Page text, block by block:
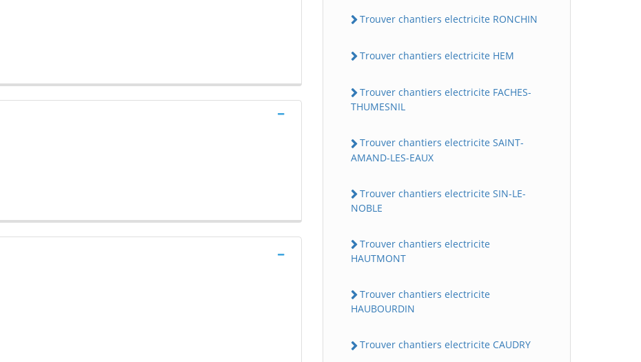
Trouver chantiers electricite RONCHIN
Trouver chantiers electricite HEM
Trouver chantiers electricite FACHES-
THUMESNIL
Trouver chantiers electricite SAINT-
AMAND-LES-EAUX
Trouver chantiers electricite SIN-LE-
NOBLE
Trouver chantiers electricite
HAUTMONT
Trouver chantiers electricite
HAUBOURDIN
Trouver chantiers electricite CAUDRY